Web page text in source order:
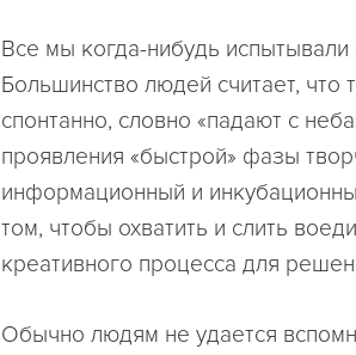
Все мы когда-нибудь
Большинство людей считает,
спонтанно, словно «падают с
проявления «быстрой» фазы
информационный и
том, чтобы охватить и слить
креативного процесса для
Обычно людям не удается